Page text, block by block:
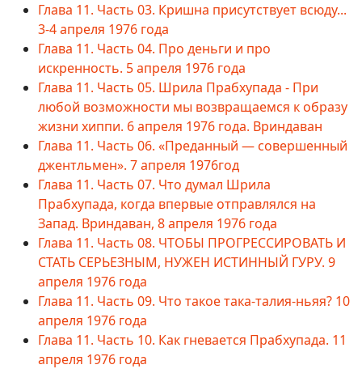
Глава 11. Часть 03. Кришна присутствует всюду...
3-4 апреля 1976 года
Глава 11. Часть 04. Про деньги и про
искренность. 5 апреля 1976 года
Глава 11. Часть 05. Шрила Прабхупада - При
любой возможности мы возвращаемся к образу
жизни хиппи. 6 апреля 1976 года. Вриндаван
Глава 11. Часть 06. «Преданный — совершенный
джентльмен». 7 апреля 1976год
Глава 11. Часть 07. Что думал Шрила
Прабхупада, когда впервые отправлялся на
Запад. Вриндаван, 8 апреля 1976 года
Глава 11. Часть 08. ЧТОБЫ ПРОГРЕССИРОВАТЬ И
СТАТЬ СЕРЬЕЗНЫМ, НУЖЕН ИСТИННЫЙ ГУРУ. 9
апреля 1976 года
Глава 11. Часть 09. Что такое така-талия-ньяя? 10
апреля 1976 года
Глава 11. Часть 10. Как гневается Прабхупада. 11
апреля 1976 года